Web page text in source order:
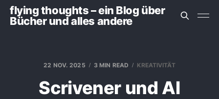
flying thoughts – ein Blog über
Bücher und alles andere
22 NOV. 2025 3 MIN READ KREATIVITÄT
Scrivener und AI